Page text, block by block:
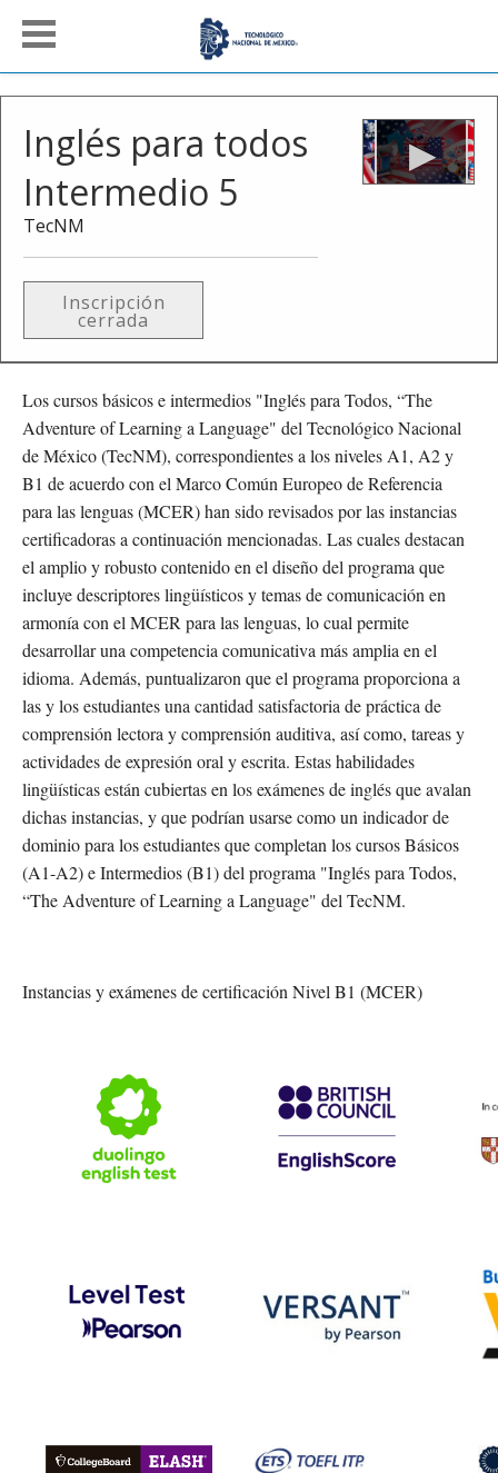
Inglés para todos
Intermedio 5
TecNM
Inscripción
cerrada
Los cursos básicos e intermedios "Inglés para Todos, “The
Adventure of Learning a Language" del Tecnológico Nacional
de México (TecNM), correspondientes a los niveles A1, A2 y
B1 de acuerdo con el Marco Común Europeo de Referencia
para las lenguas (MCER) han sido revisados por las instancias
certificadoras a continuación mencionadas. Las cuales destacan
el amplio y robusto contenido en el diseño del programa que
incluye descriptores lingüísticos y temas de comunicación en
armonía con el MCER para las lenguas, lo cual permite
desarrollar una competencia comunicativa más amplia en el
idioma. Además, puntualizaron que el programa proporciona a
las y los estudiantes una cantidad satisfactoria de práctica de
comprensión lectora y comprensión auditiva, así como, tareas y
actividades de expresión oral y escrita. Estas habilidades
lingüísticas están cubiertas en los exámenes de inglés que avalan
dichas instancias, y que podrían usarse como un indicador de
dominio para los estudiantes que completan los cursos Básicos
(A1-A2) e Intermedios (B1) del programa "Inglés para Todos,
“The Adventure of Learning a Language" del TecNM.
Instancias y exámenes de certificación Nivel B1 (MCER)